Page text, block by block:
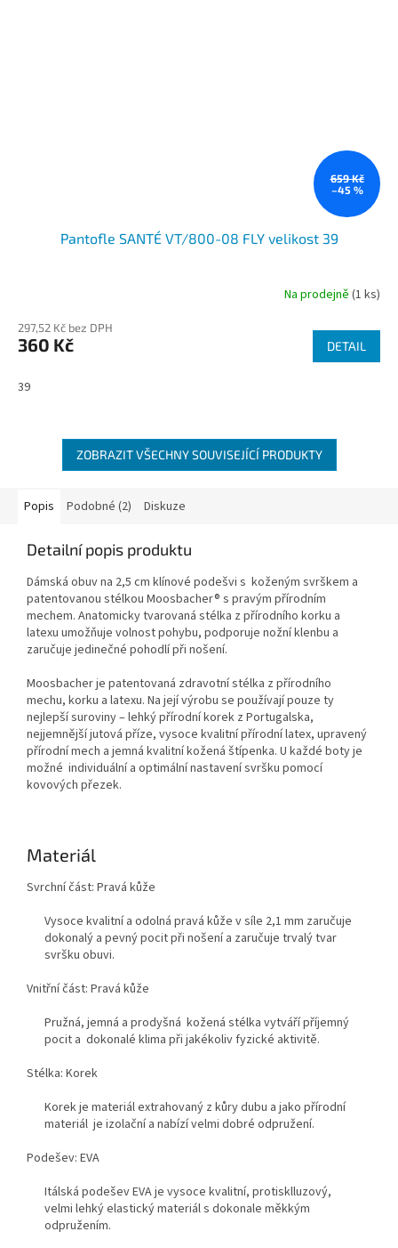
659 Kč
–45 %
Pantofle SANTÉ VT/800-08 FLY velikost 39
Na prodejně (1 ks)
297,52 Kč bez DPH
360 Kč DETAIL
39
ZOBRAZIT VŠECHNY SOUVISEJÍCÍ PRODUKTY
Popis Podobné (2) Diskuze
Detailní popis produktu
Dámská obuv na 2,5 cm klínové podešvi s koženým svrškem a
patentovanou stélkou Moosbacher® s pravým přírodním
mechem. Anatomicky tvarovaná stélka z přírodního korku a
latexu umožňuje volnost pohybu, podporuje nožní klenbu a
zaručuje jedinečné pohodlí při nošení.
Moosbacher je patentovaná zdravotní stélka z přírodního
mechu, korku a latexu. Na její výrobu se používají pouze ty
nejlepší suroviny – lehký přírodní korek z Portugalska,
nejjemnější jutová příze, vysoce kvalitní přírodní latex, upravený
přírodní mech a jemná kvalitní kožená štípenka. U každé boty je
možné individuální a optimální nastavení svršku pomocí
kovových přezek.
Materiál
Svrchní část: Pravá kůže
Vysoce kvalitní a odolná pravá kůže v síle 2,1 mm zaručuje
dokonalý a pevný pocit při nošení a zaručuje trvalý tvar
svršku obuvi.
Vnitřní část: Pravá kůže
Pružná, jemná a prodyšná kožená stélka vytváří příjemný
pocit a dokonalé klima při jakékoliv fyzické aktivitě.
Stélka: Korek
Korek je materiál extrahovaný z kůry dubu a jako přírodní
materiál je izolační a nabízí velmi dobré odpružení.
Podešev: EVA
Itálská podešev EVA je vysoce kvalitní, protisklluzový,
velmi lehký elastický materiál s dokonale měkkým
odpružením.